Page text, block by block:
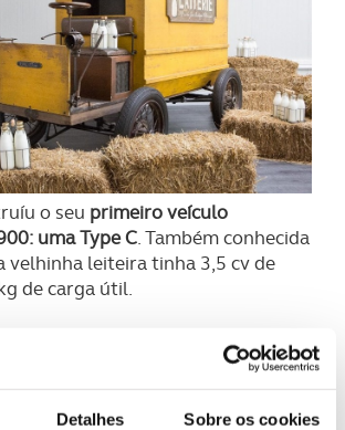
Detalhes Sobre os cookies
o seu primeiro veículo
uma Type C. Também conhecida
velhinha leiteira tinha 3,5 cv de
de carga útil.
para uso industrial e comercial
depois do nascimento da
de 1898
– altura em que